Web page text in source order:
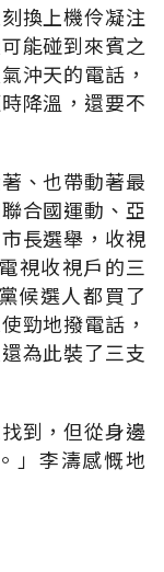
換上機伶凝注
能碰到來賓之
沖天的電話，
降溫，還要不
、也帶動著最
合國運動、亞
長選舉，收視
視收視戶的三
候選人都買了
勁地撥電話，
為此裝了三支
到，但從身邊
」李濤感慨地